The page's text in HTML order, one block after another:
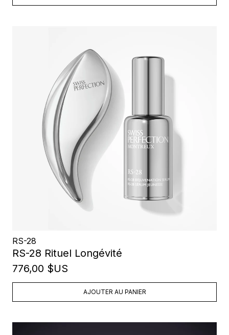
RS-28
RS-28 Rituel Longévité
776,00 $US
AJOUTER AU PANIER